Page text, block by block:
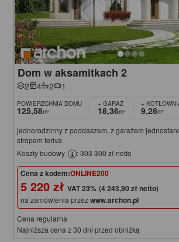
Dom w aksamitkach 2
2 4 2 1
POWIERZCHNIA DOMU
125,58m²
+ GARAŻ
18,36m²
+
9,28m²
jednorodzinny z poddaszem, z garażem
stropem teriva
Koszty budowy
: 303 300 zł netto
Cena z kodem:ONLINE200
5 220 zł (4 243,90 zł netto)
na zamówienia przezwww.archon.pl
Cena regularna
Najniższa cena z 30 dni przed obniżką